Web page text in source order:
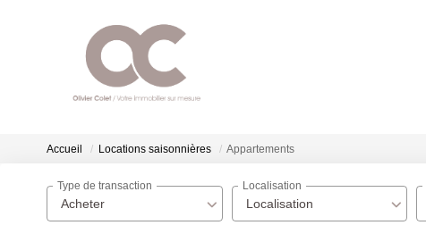
Accueil Locations saisonnières Appartements
Acheter
Type de transaction
Localisation
Localisation